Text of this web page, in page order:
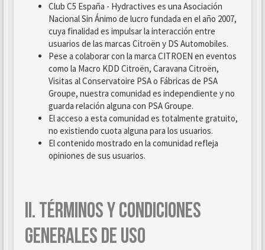
Club C5 España - Hydractives es una Asociación
Nacional Sin Ánimo de lucro fundada en el año 2007,
cuya finalidad es impulsar la interacción entre
usuarios de las marcas Citroën y DS Automobiles.
Pese a colaborar con la marca CITROEN en eventos
como la Macro KDD Citroën, Caravana Citroën,
Visitas al Conservatoire PSA o Fábricas de PSA
Groupe, nuestra comunidad es independiente y no
guarda relación alguna con PSA Groupe.
El acceso a esta comunidad es totalmente gratuito,
no existiendo cuota alguna para los usuarios.
El contenido mostrado en la comunidad refleja
opiniones de sus usuarios.
II. TÉRMINOS Y CONDICIONES
GENERALES DE USO